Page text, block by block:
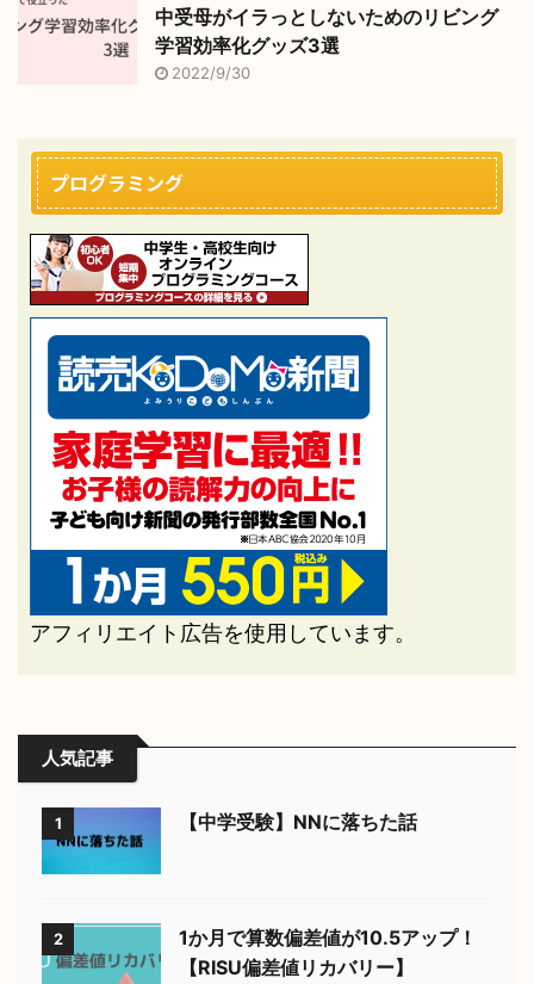
中受母がイラっとしないためのリビング
学習効率化グッズ3選
2022/9/30
プログラミング
アフィリエイト広告を使用しています。
人気記事
1 【中学受験】NNに落ちた話
2
1か月で算数偏差値が10.5アップ！
【RISU偏差値リカバリー】